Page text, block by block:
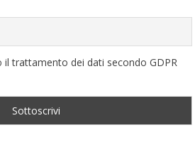
trattamento dei dati secondo GDPR